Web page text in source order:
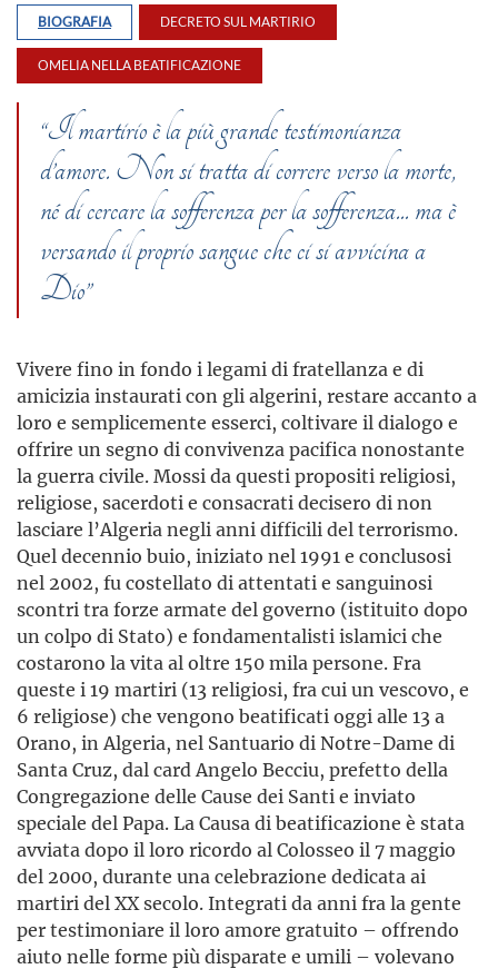
BIOGRAFIA DECRETO SUL MARTIRIO
OMELIA NELLA BEATIFICAZIONE
“Il martirio è la più grande testimonianza
d’amore. Non si tratta di correre verso la morte,
né di cercare la sofferenza per la sofferenza... ma è
versando il proprio sangue che ci si avvicina a
Dio”
Vivere fino in fondo i legami di fratellanza e di
amicizia instaurati con gli algerini, restare accanto a
loro e semplicemente esserci, coltivare il dialogo e
offrire un segno di convivenza pacifica nonostante
la guerra civile. Mossi da questi propositi religiosi,
religiose, sacerdoti e consacrati decisero di non
lasciare l’Algeria negli anni difficili del terrorismo.
Quel decennio buio, iniziato nel 1991 e conclusosi
nel 2002, fu costellato di attentati e sanguinosi
scontri tra forze armate del governo (istituito dopo
un colpo di Stato) e fondamentalisti islamici che
costarono la vita al oltre 150 mila persone. Fra
queste i 19 martiri (13 religiosi, fra cui un vescovo, e
6 religiose) che vengono beatificati oggi alle 13 a
Orano, in Algeria, nel Santuario di Notre-Dame di
Santa Cruz, dal card Angelo Becciu, prefetto della
Congregazione delle Cause dei Santi e inviato
speciale del Papa. La Causa di beatificazione è stata
avviata dopo il loro ricordo al Colosseo il 7 maggio
del 2000, durante una celebrazione dedicata ai
martiri del XX secolo. Integrati da anni fra la gente
per testimoniare il loro amore gratuito – offrendo
aiuto nelle forme più disparate e umili – volevano